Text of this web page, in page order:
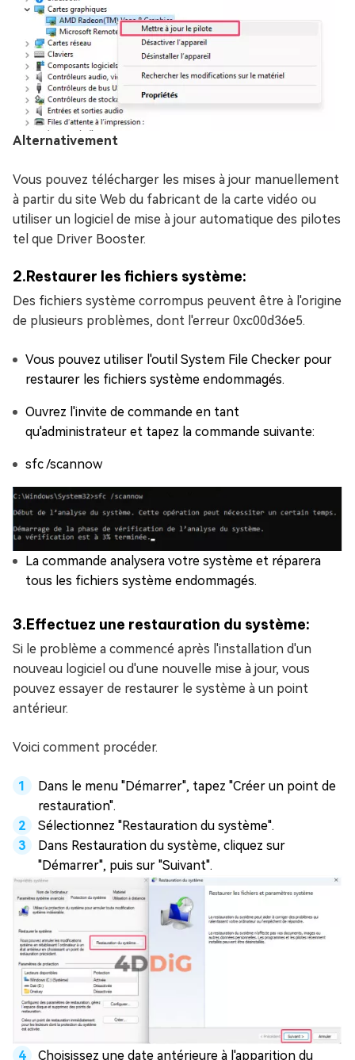
Alternativement
Vous pouvez télécharger les mises à jour manuellement
à partir du site Web du fabricant de la carte vidéo ou
utiliser un logiciel de mise à jour automatique des pilotes
tel que Driver Booster.
2.Restaurer les fichiers système:
Des fichiers système corrompus peuvent être à l'origine
de plusieurs problèmes, dont l'erreur 0xc00d36e5.
Vous pouvez utiliser l'outil System File Checker pour
restaurer les fichiers système endommagés.
Ouvrez l'invite de commande en tant
qu'administrateur et tapez la commande suivante:
sfc /scannow
La commande analysera votre système et réparera
tous les fichiers système endommagés.
3.Effectuez une restauration du système:
Si le problème a commencé après l'installation d'un
nouveau logiciel ou d'une nouvelle mise à jour, vous
pouvez essayer de restaurer le système à un point
antérieur.
Voici comment procéder.
Dans le menu "Démarrer", tapez "Créer un point de
restauration".
Sélectionnez "Restauration du système".
Dans Restauration du système, cliquez sur
"Démarrer", puis sur "Suivant".
Choisissez une date antérieure à l'apparition du